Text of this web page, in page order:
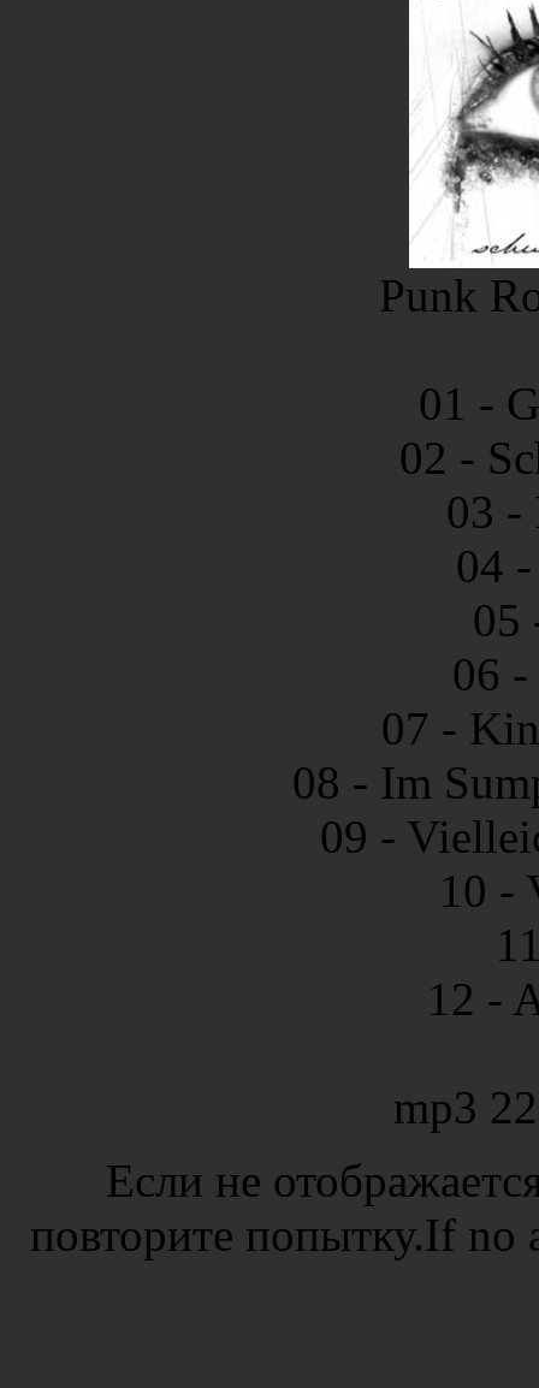
Punk
01 -
02 -
03 -
04
05
06
07 -
08 - Im
09 -
10 -
12 -
mp3
Если не
повторите попытку.If